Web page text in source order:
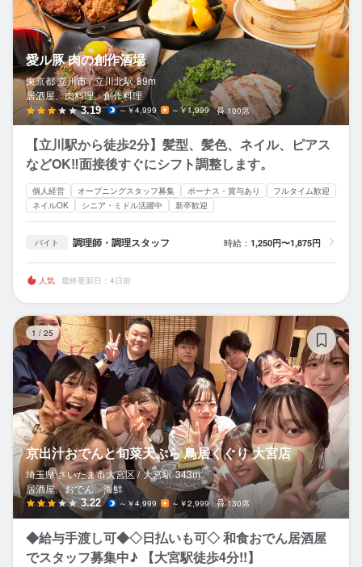
愛ル豚 肉の創作酒場
東京都 立川市 / 立川北駅 89m
居酒屋、肉料理、創作料理
3.19 ～￥4,999 ～￥1,999 100席
【立川駅から徒歩2分】髪型、髪色、ネイル、ピアス
などOK‼︎面接後すぐにシフト調整します。
個人経営 オープニングスタッフ募集 ボーナス・賞与あり
フルタイム歓迎
ネイルOK
シニア・ミドル活躍中 新卒歓迎
バイト 調理師・調理スタッフ 時給： 1,250円〜1,875円
人気 最終更新日：4日前
1 / 25
京出汁おでんと旬菜天ぷら 鳥居くぐり 大宮店
埼玉県 さいたま市大宮区 / 大宮駅 343m
居酒屋、おでん、海鮮
3.22 ～￥4,999 ～￥2,999 130席
◆給与手渡し可◆◇日払いも可◇ 和食おでん居酒屋
でスタッフ募集中♪ 【大宮駅徒歩4分!!】